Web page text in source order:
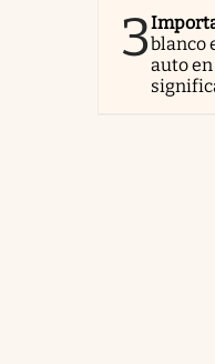
3blanco
auto